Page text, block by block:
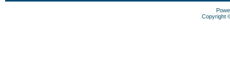
Copyright